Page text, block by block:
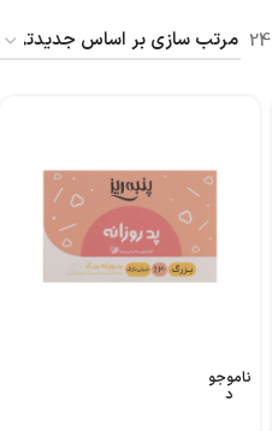
24
ناموجو
د